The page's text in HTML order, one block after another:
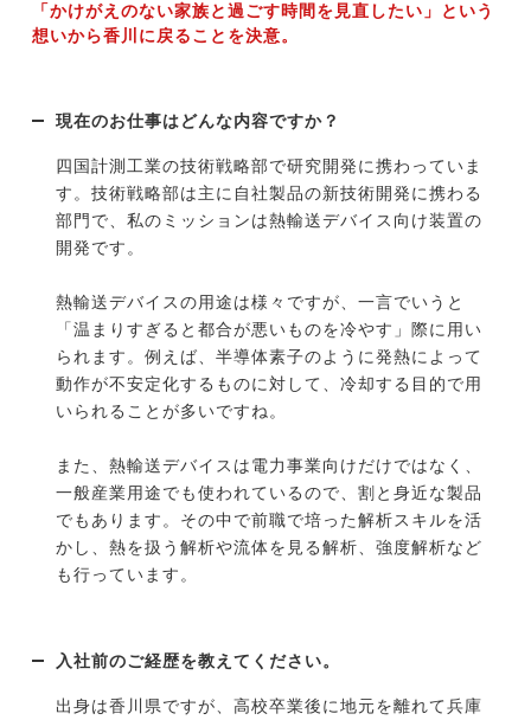
「かけがえのない家族と過ごす時間を見直したい」という
想いから香川に戻ることを決意。
現在のお仕事はどんな内容ですか？
四国計測工業の技術戦略部で研究開発に携わっていま
す。技術戦略部は主に自社製品の新技術開発に携わる
部門で、私のミッションは熱輸送デバイス向け装置の
開発です。
熱輸送デバイスの用途は様々ですが、一言でいうと
「温まりすぎると都合が悪いものを冷やす」際に用い
られます。例えば、半導体素子のように発熱によって
動作が不安定化するものに対して、冷却する目的で用
いられることが多いですね。
また、熱輸送デバイスは電力事業向けだけではなく、
一般産業用途でも使われているので、割と身近な製品
でもあります。その中で前職で培った解析スキルを活
かし、熱を扱う解析や流体を見る解析、強度解析など
も行っています。
入社前のご経歴を教えてください。
出身は香川県ですが、高校卒業後に地元を離れて兵庫